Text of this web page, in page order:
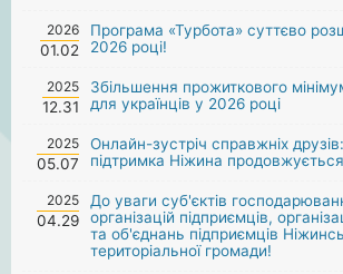
2026
01.02
Програма «Турбота» суттєво
2026 році!
2025
12.31
Збільшення прожиткового
для українців у 2026 році
2025
05.07
Онлайн-зустріч справжніх
підтримка Ніжина
2025
04.29
До уваги суб'єктів
організацій підприємців,
та об'єднань підприємців
територіальної громади!